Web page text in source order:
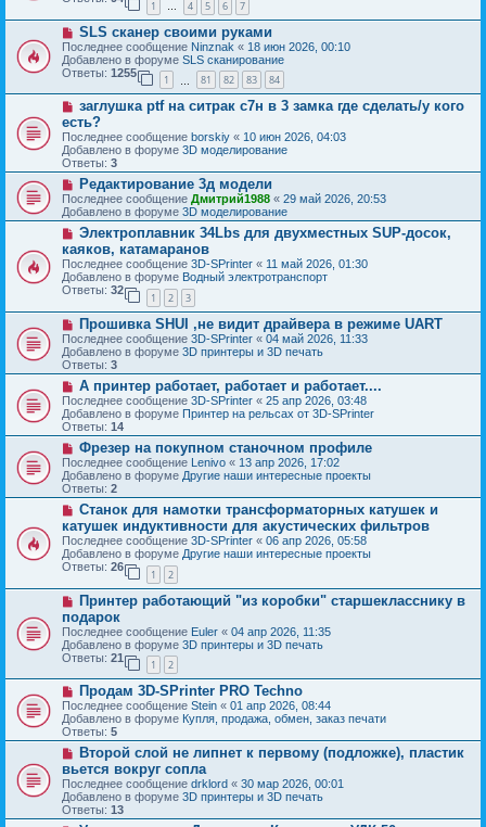
е
н
и
е
е
с
о
о
б
щ
н
и
е
1 … 4 5 6 7
Н
о
в
о
е
с
о
о
б
щ
е
н
е
SLS сканер своими руками
Последнее сообщение Ninznak « 18 июн 2026, 00:10
Добавлено в форуме SLS сканирование
Ответы: 1255
1 81 82 83 84
Н
в
о
е
с
о
о
б
щ
е
н
и
е
заглушка ptf на ситрак с7н в 3 замка где сделать/у кого
есть?
Последнее сообщение borskiy « 10 июн 2026, 04:03
Добавлено в форуме 3D моделирование
Ответы: 3
Н
о
в
о
е
с
о
о
б
е
и
е
Редактирование 3д модели
Последнее сообщение Дмитрий1988 « 29 май 2026, 20:53
Добавлено в форуме 3D моделирование
Н
в
о
е
с
о
б
щ
е
н
и
е
Электроплавник 34Lbs для двухместных SUP-досок,
каяков, катамаранов
Последнее сообщение 3D-SPrinter « 11 май 2026, 01:30
Добавлено в форуме Водный электротранспорт
Ответы: 32
1 2 3
Н
о
в
о
е
с
о
о
б
щ
е
н
и
е
Прошивка SHUI ,не видит драйвера в режиме UART
Последнее сообщение 3D-SPrinter « 04 май 2026, 11:33
Добавлено в форуме 3D принтеры и 3D печать
Ответы: 3
Н
о
в
о
е
с
о
о
б
щ
е
н
и
е
А принтер работает, работает и работает....
Последнее сообщение 3D-SPrinter « 25 апр 2026, 03:48
Добавлено в форуме Принтер на рельсах от 3D-SPrinter
Ответы: 14
Н
о
в
о
е
с
о
о
б
щ
е
н
е
Фрезер на покупном станочном профиле
Последнее сообщение Lenivo « 13 апр 2026, 17:02
Добавлено в форуме Другие наши интересные проекты
Ответы: 2
Н
в
о
е
с
о
щ
е
н
и
е
Станок для намотки трансформаторных катушек и
катушек индуктивности для акустических фильтров
Последнее сообщение 3D-SPrinter « 06 апр 2026, 05:58
Добавлено в форуме Другие наши интересные проекты
Ответы: 26
1 2
Н
в
о
е
с
о
о
б
щ
е
н
е
Принтер работающий "из коробки" старшекласснику в
подарок
Последнее сообщение Euler « 04 апр 2026, 11:35
Добавлено в форуме 3D принтеры и 3D печать
Ответы: 21
1 2
Н
о
в
о
е
о
о
б
щ
е
Продам 3D-SPrinter PRO Techno
Последнее сообщение Stein « 01 апр 2026, 08:44
Добавлено в форуме Купля, продажа, обмен, заказ печати
Ответы: 5
Н
в
о
е
с
Второй слой не липнет к первому (подложке), пластик
вьется вокруг сопла
Последнее сообщение drklord « 30 мар 2026, 00:01
Добавлено в форуме 3D принтеры и 3D печать
Ответы: 13